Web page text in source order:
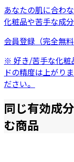
あなたの肌に合わ
化粧品や苦手な成分
会員登録（完全無料
※ 好き/苦手な化粧
ドの精度は上がり
ださい。
同じ有効成
む商品